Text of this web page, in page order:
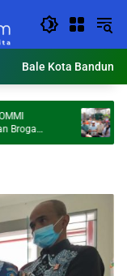
Bale Kota Bandung
KDS
Ton